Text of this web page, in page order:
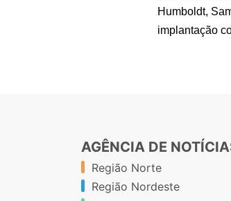
Humboldt,
implantação
AGÊNCIA DE
Região Norte
Região Nordeste